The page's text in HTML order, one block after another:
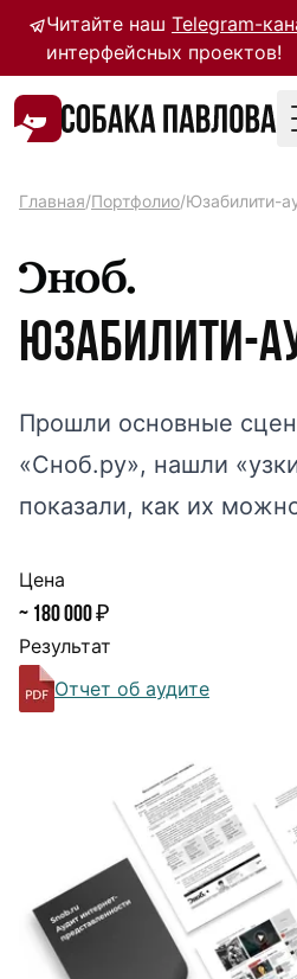
Читайте нашTelegram-
интерфейсных проектов!
Главная/Портфолио/Юзабилити-
Юзабилити-
Прошли основные
«Сноб.ру», нашли
показали, как их
Цена
~ 180 000 ₽
Результат
Отчет об аудите